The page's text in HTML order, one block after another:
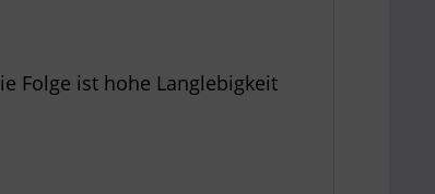
Folge ist hohe Langlebigkeit